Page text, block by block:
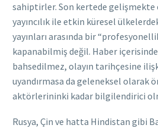
sahiptirler. Son kertede gelişmekte
yayıncılık ile etkin küresel
yayınları arasında bir
kapanabilmiş değil. Haber
bahsedilmez, olayın tarihçesine
uyandırmasa da geleneksel olarak
aktörlerininki kadar bilgilendirici
Rusya, Çin ve hatta Hindistan gibi